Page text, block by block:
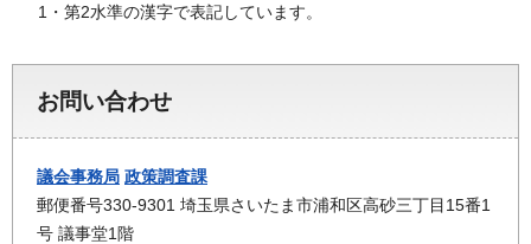
1・第2水準の漢字で表記しています。
お問い合わせ
議会事務局 政策調査課
郵便番号330-9301 埼玉県さいたま市浦和区高砂三丁目15番1
号 議事堂1階